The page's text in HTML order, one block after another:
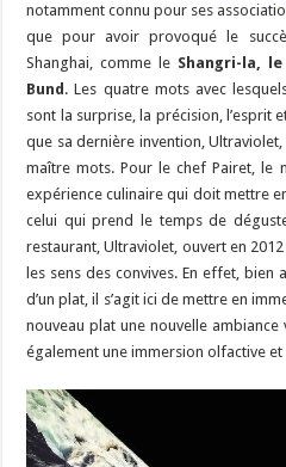
notamment connu pour ses
que pour avoir provoqué le
Shanghai, comme le Shangri-la,
Bund . Les quatre mots avec
sont la surprise, la précision, l’esprit
que sa dernière invention,
maître mots. Pour le chef Pairet, le
expérience culinaire qui doit mettre
celui qui prend le temps de
restaurant, Ultraviolet, ouvert en
les sens des convives. En effet,
d’un plat, il s’agit ici de mettre en
nouveau plat une nouvelle
également une immersion olfactive et